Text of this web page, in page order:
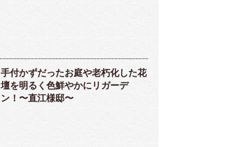
手付かずだったお庭や老朽化した花
壇を明るく色鮮やかにリガーデ
ン！〜直江様邸〜